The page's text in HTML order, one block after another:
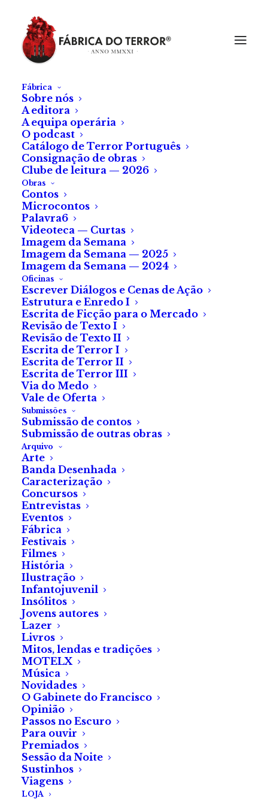
Fábrica
Sobre nós
A editora
A equipa operária
O podcast
Catálogo de Terror Português
Consignação de obras
Clube de leitura — 2026
Obras
Contos
Microcontos
Palavra6
Videoteca — Curtas
Imagem da Semana
Imagem da Semana — 2025
Imagem da Semana — 2024
Oficinas
Escrever Diálogos e Cenas de Ação
Estrutura e Enredo I
Escrita de Ficção para o Mercado
Revisão de Texto I
Revisão de Texto II
Escrita de Terror I
Escrita de Terror II
Escrita de Terror III
Via do Medo
Vale de Oferta
Submissões
Submissão de contos
Submissão de outras obras
Arquivo
Arte
Banda Desenhada
Caracterização
Concursos
Entrevistas
Eventos
Fábrica
Festivais
Filmes
História
Ilustração
Infantojuvenil
Insólitos
Jovens autores
Lazer
Livros
Mitos, lendas e tradições
MOTELX
Música
Novidades
O Gabinete do Francisco
Opinião
Passos no Escuro
Para ouvir
Premiados
Sessão da Noite
Sustinhos
Viagens
LOJA
Repleção
de Ondina Gaspar
Povoas o meu corpo e alma. Sinto-te em cada poro
da minha pele. És e serás minha para sempre.
Soube-o desde aquele dia em que desfaleceste nos
meus braços. Desejei tanto esse momento. Não
conseguia viver com a dor que a distância do teu corpo
me causava.
O cheiro a sangue ainda morno da paixão, misturado
com o suor dos nossos corpos depois daquela noite
de fogos e ardores, habitará para sempre nas minhas
narinas.
Dás-me fome. Uma fome voraz de ti. Nunca me sinto
saciado.
A noite já vai longa e esta obsessão não me larga.
Tenho de a alimentar.
Abro o frigorífico.
Talvez coma o resto do coração que sobrou de ontem.
*Este texto foi redigido segundo o Acordo
Ortográfico de 1945
SOBRE A AUTORA